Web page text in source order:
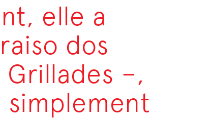
elle a
dos
–,
simplement